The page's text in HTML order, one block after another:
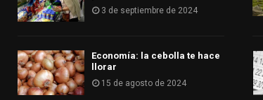
3 de septiembre de 2024
Economía: la cebolla te hace
llorar
15 de agosto de 2024